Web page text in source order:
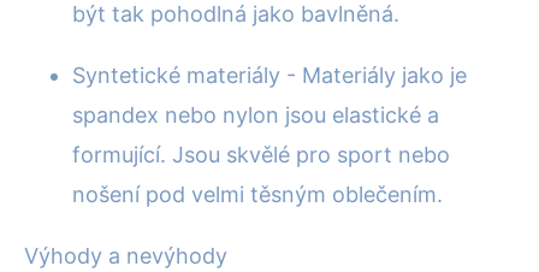
být tak pohodlná jako bavlněná.
Syntetické materiály - Materiály jako je
spandex nebo nylon jsou elastické a
formující. Jsou skvělé pro sport nebo
nošení pod velmi těsným oblečením.
Výhody a nevýhody